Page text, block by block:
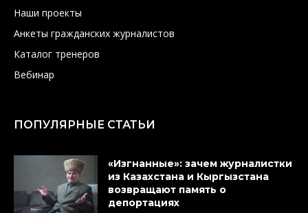
Наши проекты
Анкеты гражданских журналистов
Каталог тренеров
Вебинар
ПОПУЛЯРНЫЕ СТАТЬИ
«Изгнанные»: зачем журналистки
из Казахстана и Кыргызстана
возвращают память о
депортациях